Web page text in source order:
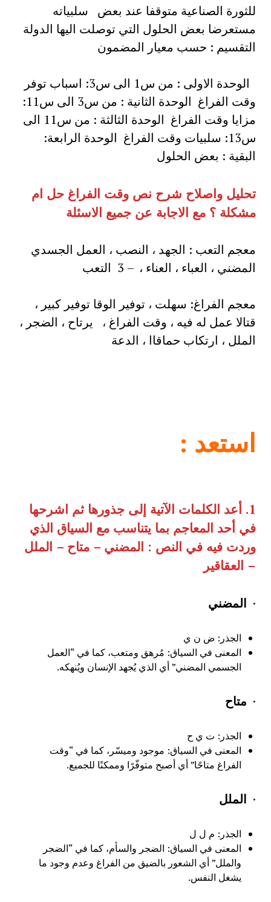
للثورة الصناعية متوقفا عند بعض سلبياته
مستعرضا بعض الحلول التي توصلت اليها الدولة
التقسيم : حسب معيار المضمون
الوحدة الاولى : من س1 الى س3: اسباب توفر
وقت الفراغ الوحدة الثانية : من س3 الى س11:
مزايا وقت الفراغ الوحدة الثالثة : من س11 الى
س13: سلبيات وقت الفراغ الوحدة الرابعة:
البقية : بعض الحلول
تحليل واصلاح شرح نص وقت الفراغ حل ام
مشكلة ؟ مع الاجابة عن جميع الاسئلة
معجم التعب : الجهد ، النصب ، العمل الجسدي
المضني ، العباء ، العناء ، – 3 التعب
معجم الفراغ: سهلت ، توفير الوقا توفير كبير ،
قتالا عمل له فيه ، وقت الفراغ ، يرتاح ، الضجر ،
الملل ، ارتكاب حماقاا ، الدعة
استعد :
1. أعد الكلمات الآتية إلى جذورها ثم اشرحها
في أحد المعاجم بما يتناسب مع السياق الذي
وردت فيه في النص : المضني – متاح – الملل
– العقاقير
· المضني
الجذر: ض ن ي
المعنى في السياق: مُرهق ومتعب، كما في “العمل
الجسمي المضني” أي الذي يُجهد الإنسان ويُنهكه.
· متاح
الجذر: ت ي ح
المعنى في السياق: موجود وميسّر، كما في “وقت
الفراغ متاحًا” أي أصبح متوفّرًا وممكنًا للجميع.
· الملل
الجذر: م ل ل
المعنى في السياق: الضجر والسأم، كما في “الضجر
والملل” أي الشعور بالضيق من الفراغ وعدم وجود ما
يشغل النفس.